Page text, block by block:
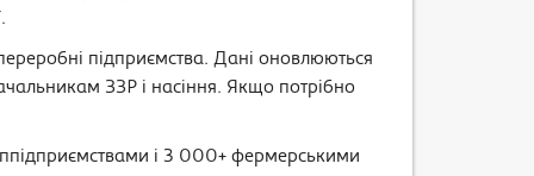
підприємства. Дані оновлюються
ЗЗР і насіння. Якщо потрібно
і 3 000+ фермерськими